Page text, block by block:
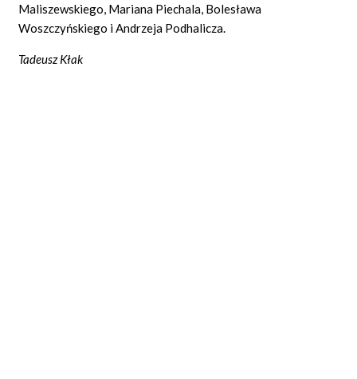
Maliszewskiego, Mariana Piechala, Bolesława
Woszczyńskiego i Andrzeja Podhalicza.
Tadeusz Kłak